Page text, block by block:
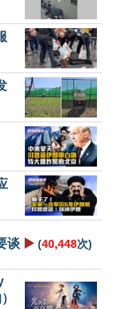
谈 ▶️ (40,448次)